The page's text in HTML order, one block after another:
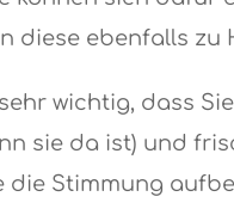
diese ebenfalls zu
wichtig, dass
sie da ist) und
die Stimmung